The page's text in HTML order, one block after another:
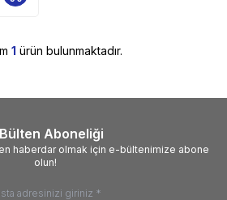
1 ürün bulunmaktadır.
Aboneliği
haberdar olmak için e-bültenimize abone
olun!